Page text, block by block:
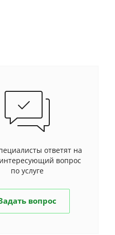
ответят на
вопрос
по услуге
вопрос